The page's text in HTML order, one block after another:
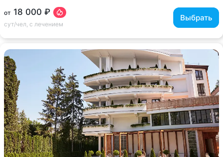
от 18 000 ₽
сут/чел, с лечением
Выбрать